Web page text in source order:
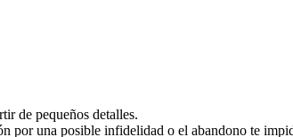
de pequeños detalles.
por una posible infidelidad o el abandono te